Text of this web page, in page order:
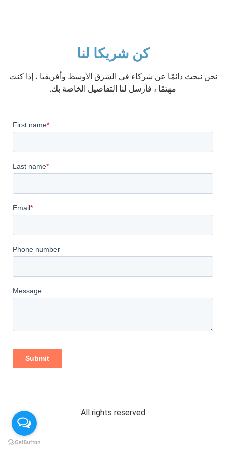
كن شريكا لنا
نحن نبحث دائمًا عن شركاء في الشرق الأوسط وأفريقيا ، إذا كنت
مهتمًا ، فأرسل لنا التفاصيل الخاصة بك.
All rights reserved